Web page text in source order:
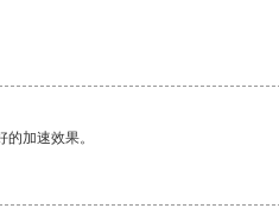
加速效果。